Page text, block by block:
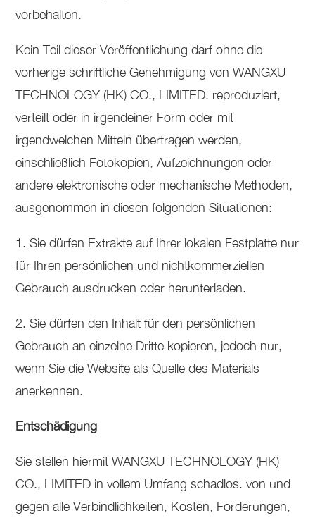
vorbehalten.
Kein Teil dieser Veröffentlichung darf ohne die
vorherige schriftliche Genehmigung von WANGXU
TECHNOLOGY (HK) CO., LIMITED. reproduziert,
verteilt oder in irgendeiner Form oder mit
irgendwelchen Mitteln übertragen werden,
einschließlich Fotokopien, Aufzeichnungen oder
andere elektronische oder mechanische Methoden,
ausgenommen in diesen folgenden Situationen:
1. Sie dürfen Extrakte auf Ihrer lokalen Festplatte nur
für Ihren persönlichen und nichtkommerziellen
Gebrauch ausdrucken oder herunterladen.
2. Sie dürfen den Inhalt für den persönlichen
Gebrauch an einzelne Dritte kopieren, jedoch nur,
wenn Sie die Website als Quelle des Materials
anerkennen.
Entschädigung
Sie stellen hiermit WANGXU TECHNOLOGY (HK)
CO., LIMITED in vollem Umfang schadlos. von und
gegen alle Verbindlichkeiten, Kosten, Forderungen,